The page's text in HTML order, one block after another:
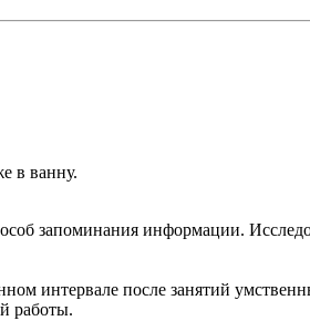
в ванну.
запоминания информации.
интервале после занятий
работы.